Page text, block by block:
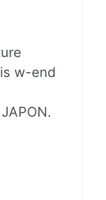
w-end